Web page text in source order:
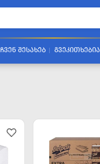
ᲩᲕᲔᲜ ᲨᲔᲡᲐᲮᲔᲑ